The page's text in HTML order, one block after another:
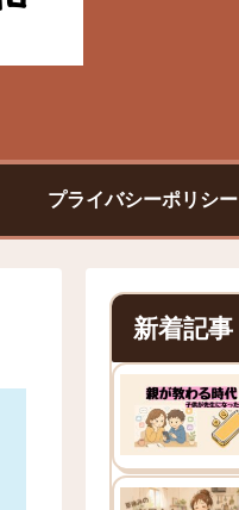
プライバシーポリシー
新着記事